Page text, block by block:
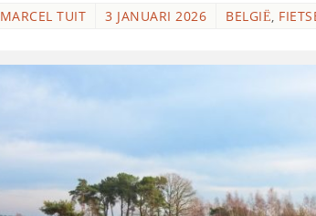
MARCEL TUIT 3 JANUARI 2026 BELGIË,